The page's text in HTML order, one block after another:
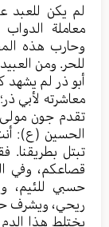
لم يكن للعبد
معاملة الدواب
وحارب هذه
للحر. ومن
أبو ذر لم يشهد
معاشرته لأبي
تقدم جون مولى
الحسين (ع): أنت
تبتل بطريقنا.
قصاعكم، وفي
حسبي للئيم،
ريحي، ويشرف
يختلط هذا